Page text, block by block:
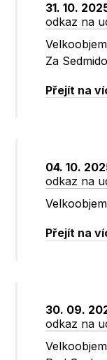
31. 10.
odkaz na
Za
Přejít na
04. 10.
odkaz na
Přejít na
30. 09.
odkaz na